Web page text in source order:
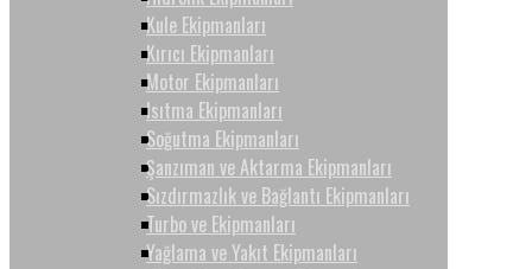
Kule Ekipmanları
Kırıcı Ekipmanları
Motor Ekipmanları
Isıtma Ekipmanları
Soğutma Ekipmanları
Şanzıman ve Aktarma Ekipmanları
Sızdırmazlık ve Bağlantı Ekipmanları
Turbo ve Ekipmanları
Yağlama ve Yakıt Ekipmanları